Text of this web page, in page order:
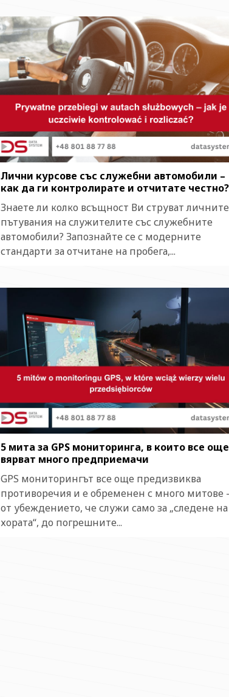
Лични курсове със служебни автомобили –
как да ги контролирате и отчитате честно?
Знаете ли колко всъщност Ви струват личните
пътувания на служителите със служебните
автомобили? Запознайте се с модерните
стандарти за отчитане на пробега,...
5 мита за GPS мониторинга, в които все още
вярват много предприемачи
GPS мониторингът все още предизвиква
противоречия и е обременен с много митове
от убеждението, че служи само за „следене на
хората“, до погрешните...